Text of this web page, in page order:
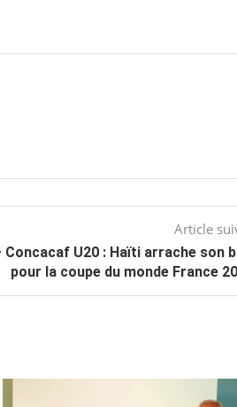
Article
U20 : Haïti arrache son
pour la coupe du monde France